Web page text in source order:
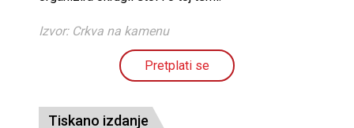
Izvor: Crkva na kamenu
Pretplati se
Tiskano izdanje